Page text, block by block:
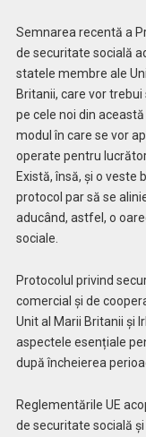
Semnarea recentă a
de securitate socială
statele membre ale
Britanii, care vor
pe cele noi din
modul în care se vor
operate pentru
Există, însă, și o veste
protocol par să se
aducând, astfel, o
sociale.
Protocolul privind
comercial și de
Unit al Marii Britanii și
aspectele esențiale
după încheierea
Reglementările UE
de securitate socială